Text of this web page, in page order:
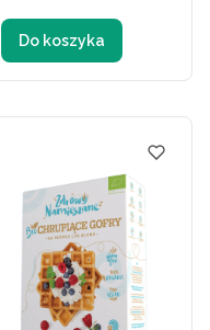
ZDROWO
NAMIESZANE
Do koszyka